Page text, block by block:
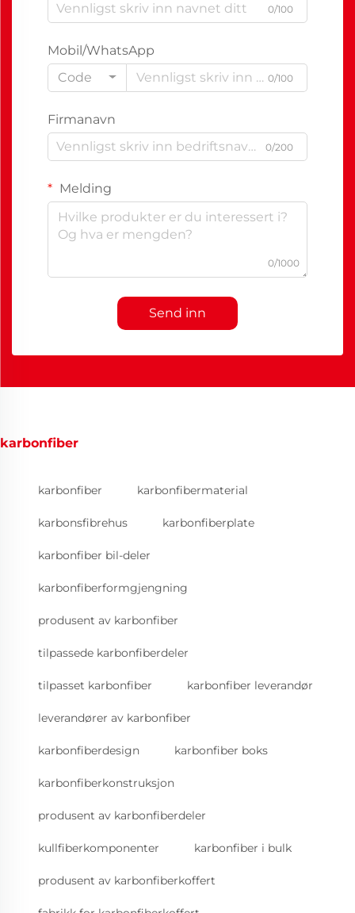
0/100
Mobil/WhatsApp
Code
0/100
Firmanavn
0/200
Melding
0/1000
Send inn
karbonfiber
karbonfiber karbonfibermaterial
karbonsfibrehus karbonfiberplate
karbonfiber bil-deler
karbonfiberformgjengning
produsent av karbonfiber
tilpassede karbonfiberdeler
tilpasset karbonfiber karbonfiber leverandør
leverandører av karbonfiber
karbonfiberdesign karbonfiber boks
karbonfiberkonstruksjon
produsent av karbonfiberdeler
kullfiberkomponenter karbonfiber i bulk
produsent av karbonfiberkoffert